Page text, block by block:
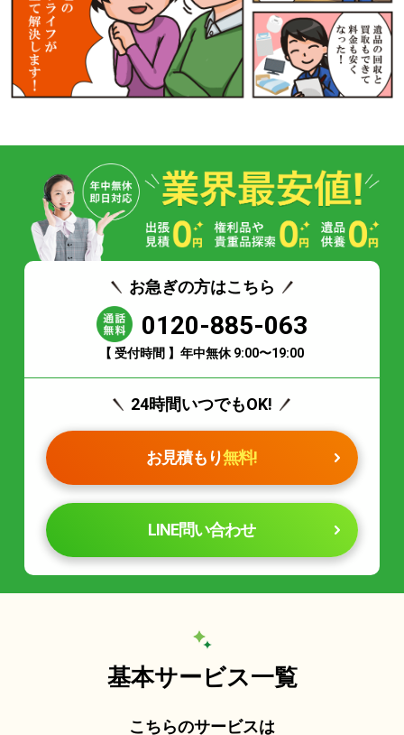
お急ぎの方はこちら
0120-885-063
【 受付時間 】年中無休 9:00〜19:00
24時間いつでもOK!
お見積もり無料!
LINE問い合わせ
基本サービス一覧
こちらのサービスは